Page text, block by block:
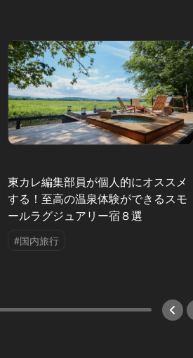
東カレ編集部員が個人的にオススメ
する！至高の温泉体験ができるスモ
ールラグジュアリー宿８選
#国内旅行